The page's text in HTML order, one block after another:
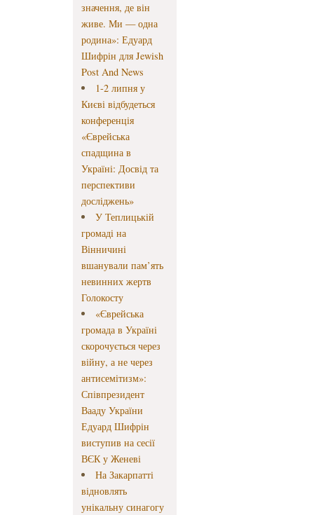
значення, де він
живе. Ми — одна
родина»: Едуард
Шифрін для Jewish
Post And News
1-2 липня у
Києві відбудеться
конференція
«Єврейська
спадщина в
Україні: Досвід та
перспективи
досліджень»
У Теплицькій
громаді на
Вінничині
вшанували пам’ять
невинних жертв
Голокосту
«Єврейська
громада в Україні
скорочується через
війну, а не через
антисемітизм»:
Співпрезидент
Вааду України
Едуард Шифрін
виступив на сесії
ВЄК у Женеві
На Закарпатті
відновлять
унікальну синагогу